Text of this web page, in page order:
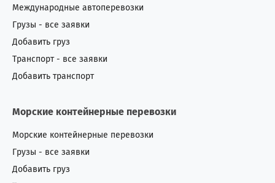
Международные автоперевозки
Грузы - все заявки
Добавить груз
Транспорт - все заявки
Добавить транспорт
Морские контейнерные перевозки
Морские контейнерные перевозки
Грузы - все заявки
Добавить груз